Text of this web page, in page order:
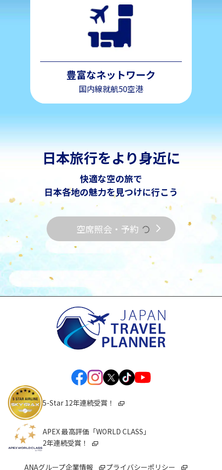
豊富なネットワーク
国内線就航50空港
日本旅行をより身近に
快適な空の旅で
日本各地の魅力を見つけに行こう
空席照会・予約
5-Star 12年連続受賞！
APEX 最高評価「WORLD CLASS」
2年連続受賞！
ANAグループ企業情報 プライバシーポリシー